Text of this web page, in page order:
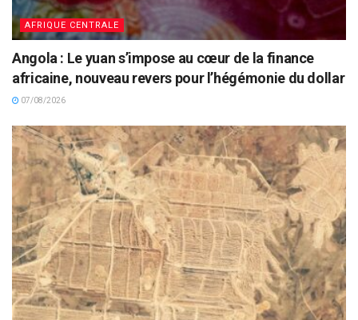
AFRIQUE CENTRALE
Angola : Le yuan s’impose au cœur de la finance
africaine, nouveau revers pour l’hégémonie du dollar
07/08/2026